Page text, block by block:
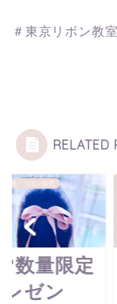
＃東京リボン教
RELATED
数量限定
ゼン